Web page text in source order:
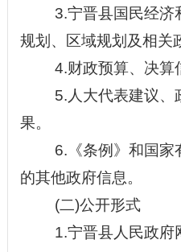
3.宁晋县国民经济
规划、区域规划及相关
4.财政预算、决算
5.人大代表建议、
果。
6.《条例》和国家
的其他政府信息。
(二)公开形式
1.宁晋县人民政府